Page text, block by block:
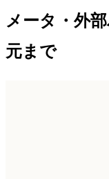
メータ・外
元まで